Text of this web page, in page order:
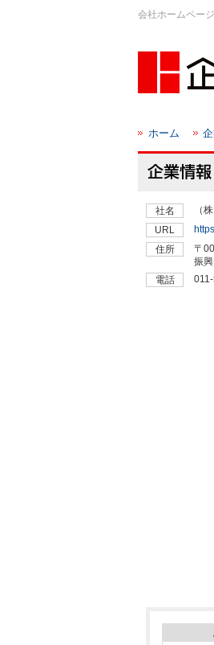
会社ホームペー
ホーム
社名
（
URL
住所
〒
振
電話